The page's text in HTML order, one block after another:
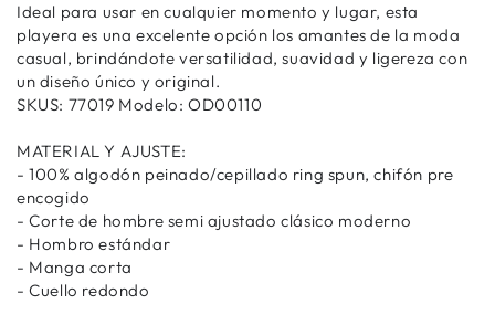
Ideal para usar en cualquier momento y lugar, esta
playera es una excelente opción los amantes de la moda
casual, brindándote versatilidad, suavidad y ligereza con
un diseño único y original.
SKUS: 77019 Modelo: OD00110
MATERIAL Y AJUSTE:
- 100% algodón peinado/cepillado ring spun, chifón pre
encogido
- Corte de hombre semi ajustado clásico moderno
- Hombro estándar
- Manga corta
- Cuello redondo